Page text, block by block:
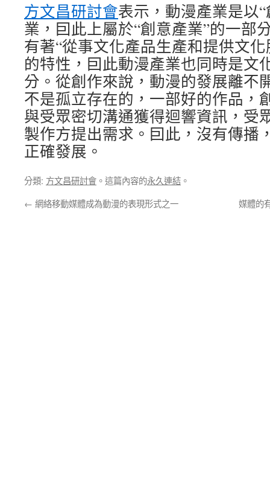
方文昌研討會表示，動漫產業是以
業，囙此上屬於“創意產業”的一部
有著“從事文化產品生產和提供文
的特性，囙此動漫產業也同時是文
分。從創作來說，動漫的發展離不
不是孤立存在的，一部好的作品，
與受眾密切溝通獲得迴響資訊，受
製作方提出需求。囙此，沒有傳播
正確發展。
分類: 方文昌研討會 。這篇內容的永久連結 。
← 網絡移動媒體成為動漫的表現形式之一 媒體的